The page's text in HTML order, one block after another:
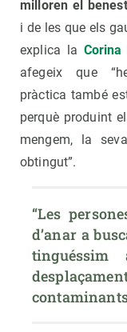
milloren el
i de les que els
explica la Corina
afegeix que
pràctica també
perquè produint
mengem, la
obtingut”.
“Les
d’anar a